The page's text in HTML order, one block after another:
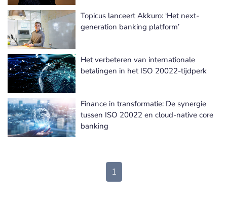
Topicus lanceert Akkuro: ‘Het next-
generation banking platform’
Het verbeteren van internationale
betalingen in het ISO 20022-tijdperk
Finance in transformatie: De synergie
tussen ISO 20022 en cloud-native core
banking
1